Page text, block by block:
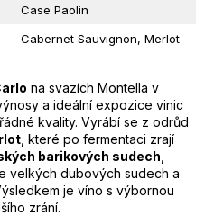
Case Paolin
Cabernet Sauvignon, Merlot
na svazích Montella v
a ideální expozice vinic
kvality. Vyrábí se z odrůd
, které po fermentaci zrají
barikových sudech
velkých dubových sudech a
je víno s výbornou
zrání.